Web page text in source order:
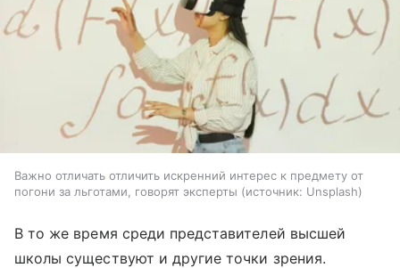
Важно отличать отличить искренний интерес к предмету от
погони за льготами, говорят эксперты
источник: Unsplash
В то же время среди представителей высшей
школы существуют и другие точки зрения.